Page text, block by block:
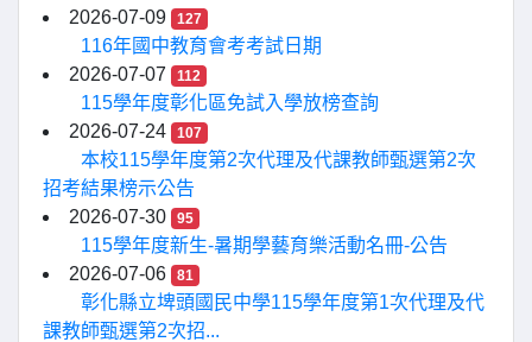
2026-07-09
127
116年國中教育會考考試日期
2026-07-07
112
115學年度彰化區免試入學放榜查詢
2026-07-24
107
本校115學年度第2次代理及代課教師甄選第2次
招考結果榜示公告
2026-07-30
95
115學年度新生-暑期學藝育樂活動名冊-公告
2026-07-06
81
彰化縣立埤頭國民中學115學年度第1次代理及代
課教師甄選第2次招...